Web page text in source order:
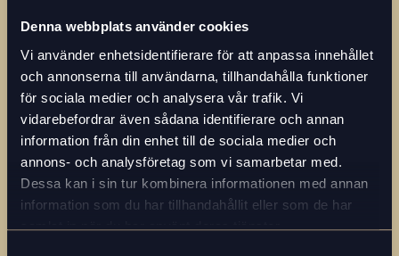
Denna webbplats använder cookies
Vi använder enhetsidentifierare för att anpassa innehållet
och annonserna till användarna, tillhandahålla funktioner
för sociala medier och analysera vår trafik. Vi
vidarebefordrar även sådana identifierare och annan
information från din enhet till de sociala medier och
annons- och analysföretag som vi samarbetar med.
Dessa kan i sin tur kombinera informationen med annan
information som du har tillhandahållit eller som de har
samlat in när du har använt deras tjänster.
Jag är intresserad!